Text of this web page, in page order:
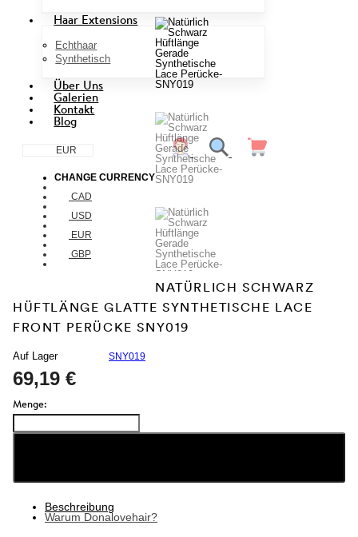
Haar Extensions
Echthaar
Synthetisch
Über Uns
Galerien
Kontakt
Blog
EUR
CHANGE CURRENCY
CAD
USD
EUR
GBP
NATÜRLICH SCHWARZ
HÜFTLÄNGE GLATTE SYNTHETISCHE LACE
FRONT PERÜCKE SNY019
Auf Lager SNY019
69,19 €
Menge:
Beschreibung
Warum Donalovehair?